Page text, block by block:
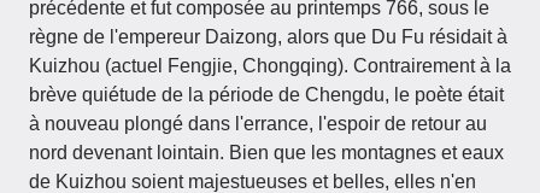
précédente et fut composée au printemps 766, sous le
règne de l'empereur Daizong, alors que Du Fu résidait à
Kuizhou (actuel Fengjie, Chongqing). Contrairement à la
brève quiétude de la période de Chengdu, le poète était
à nouveau plongé dans l'errance, l'espoir de retour au
nord devenant lointain. Bien que les montagnes et eaux
de Kuizhou soient majestueuses et belles, elles n'en